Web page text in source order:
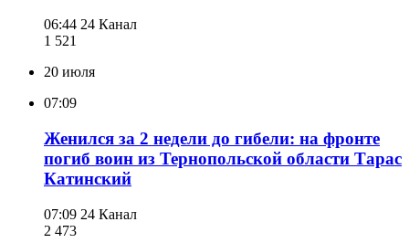
06:44 24 Канал
1 521
20 июля
07:09
Женился за 2 недели до гибели: на фронте
погиб воин из Тернопольской области Тарас
Катинский
07:09 24 Канал
2 473